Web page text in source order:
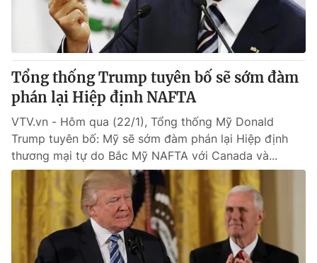
Tổng thống Trump tuyên bố sẽ sớm đàm
phán lại Hiệp định NAFTA
VTV.vn - Hôm qua (22/1), Tổng thống Mỹ Donald
Trump tuyên bố: Mỹ sẽ sớm đàm phán lại Hiệp định
thương mại tự do Bắc Mỹ NAFTA với Canada và...